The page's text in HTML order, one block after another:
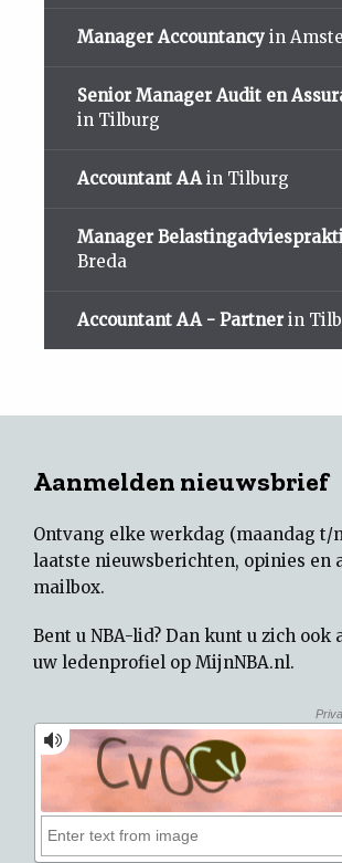
Manager Accountancy in
Senior Manager Audit en
in Tilburg
Accountant AA in Tilburg
Manager
Breda
Accountant AA - Partner in
Aanmelden nieuwsbrief
Ontvang elke werkdag (maandag t/
laatste nieuwsberichten, opinies en
mailbox.
Bent u NBA-lid? Dan kunt u zich ook
uw ledenprofiel op MijnNBA.nl.